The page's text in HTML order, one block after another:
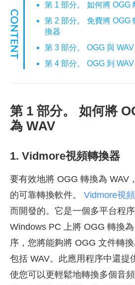
第 1 部分。 如何將 OGG
第 2 部分。 免費將 OGG
換器
第 3 部分。 OGG 與 WAV
第 4 部分。 OGG 到
第 1 部分。 如何將
為 WAV
1. Vidmore視頻轉換器
要有效地將 OGG 轉換為 WAV
的可靠轉換軟件。 Vidmore視
而開發的。它是一個多平台程
Windows PC 上將 OGG 轉換
序，您將能夠將 OGG 文件轉換
包括 WAV。此應用程序中還提
使您可以更輕鬆地轉換多個音